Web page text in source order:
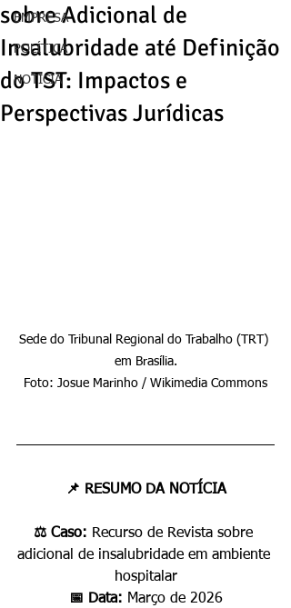
EMPRESA
POLÍTICA
NOTÍCIA
sobre Adicional de
Insalubridade até Definição
do TST: Impactos e
Perspectivas Jurídicas
Sede do Tribunal Regional do Trabalho (TRT)
em Brasília.
Foto: Josue Marinho / Wikimedia Commons
📌 RESUMO DA NOTÍCIA
⚖️ Caso: Recurso de Revista sobre
adicional de insalubridade em ambiente
hospitalar
📅 Data: Março de 2026